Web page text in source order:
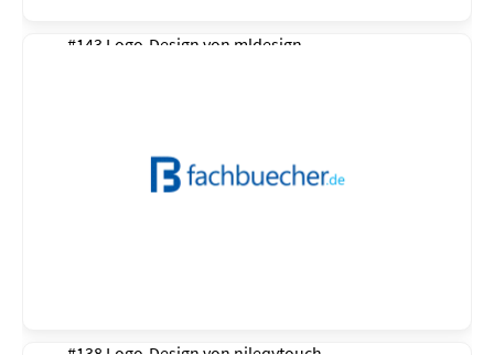
#143 Logo-Design von mldesign